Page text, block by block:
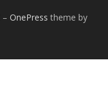
– OnePress theme by